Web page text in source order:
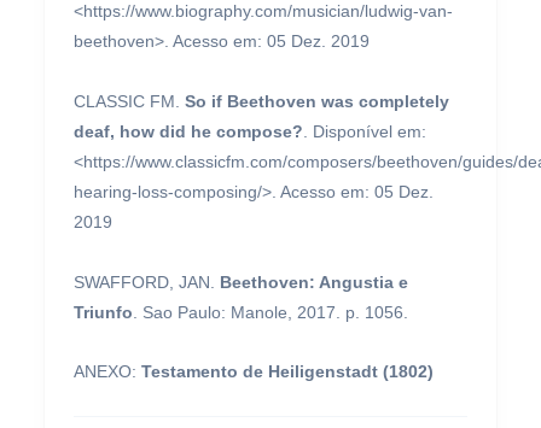
<https://www.biography.com/musician/ludwig-van-
beethoven>. Acesso em: 05 Dez. 2019
CLASSIC FM. So if Beethoven was completely
deaf, how did he compose? . Disponível em:
<https://www.classicfm.com/composers/beethoven/guides/
hearing-loss-composing/>. Acesso em: 05 Dez.
2019
SWAFFORD, JAN. Beethoven: Angustia e
Triunfo . Sao Paulo: Manole, 2017. p. 1056.
ANEXO: Testamento de Heiligenstadt (1802)